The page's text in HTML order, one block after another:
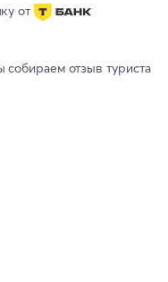
от
отзыв туриста